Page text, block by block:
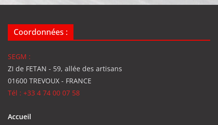
Coordonnées :
SEGM :
ZI de FETAN - 59, allée des artisans
01600 TREVOUX - FRANCE
Tél : +33 4 74 00 07 58
Accueil